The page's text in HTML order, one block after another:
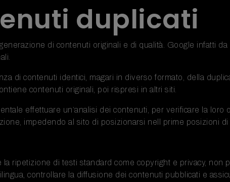
duplicati
di contenuti originali e di qualità. Google infatti
di contenuti identici, magari in diverso formato, della
contenuti originali, poi rispresi in altri siti.
effettuare un’analisi dei contenuti, per verificare la loro
impedendo al sito di posizionarsi nell prime posizioni di
ripetizione di testi standard come copyright e privacy, non
controllare la diffusione dei contenuti pubblicati e